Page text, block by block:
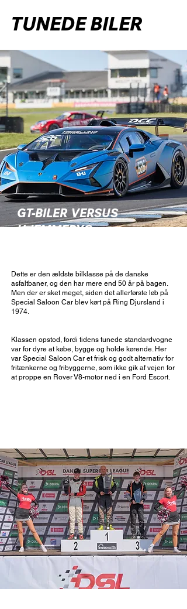
TUNEDE BILER
GT-BILER VERSUS
HJEMMEBYG
Dette er den ældste bilklasse på de danske
asfaltbaner, og den har mere end 50 år på bagen.
Men der er sket meget, siden det allerførste løb på
Special Saloon Car blev kørt på Ring Djursland i
1974.
Klassen opstod, fordi tidens tunede standardvogne
var for dyre at købe, bygge og holde kørende. Her
var Special Saloon Car et frisk og godt alternativ for
fritænkerne og fribyggerne, som ikke gik af vejen for
at proppe en Rover V8-motor ned i en Ford Escort.